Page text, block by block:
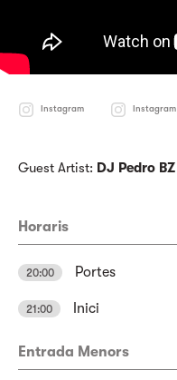
Instagram Instagram
Guest Artist: DJ Pedro BZ
Horaris
20:00 Portes
21:00 Inici
Entrada Menors